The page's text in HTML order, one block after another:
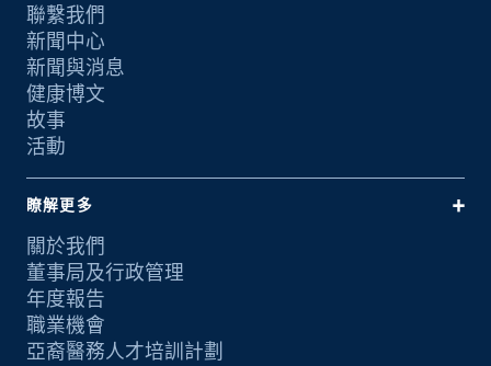
聯繫我們
新聞中心
新聞與消息
健康博文
故事
活動
瞭解更多
關於我們
董事局及行政管理
年度報告
職業機會
亞裔醫務人才培訓計劃